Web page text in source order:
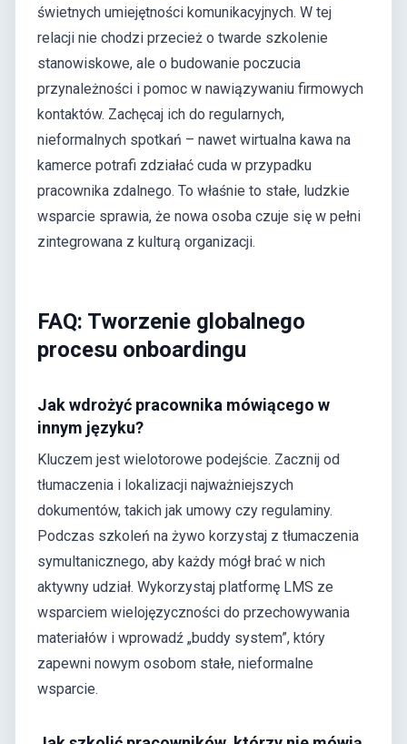
świetnych umiejętności komunikacyjnych. W tej
relacji nie chodzi przecież o twarde szkolenie
stanowiskowe, ale o budowanie poczucia
przynależności i pomoc w nawiązywaniu firmowych
kontaktów. Zachęcaj ich do regularnych,
nieformalnych spotkań – nawet wirtualna kawa na
kamerce potrafi zdziałać cuda w przypadku
pracownika zdalnego. To właśnie to stałe, ludzkie
wsparcie sprawia, że nowa osoba czuje się w pełni
zintegrowana z kulturą organizacji.
FAQ: Tworzenie globalnego
procesu onboardingu
Jak wdrożyć pracownika mówiącego w
innym języku?
Kluczem jest wielotorowe podejście. Zacznij od
tłumaczenia i lokalizacji najważniejszych
dokumentów, takich jak umowy czy regulaminy.
Podczas szkoleń na żywo korzystaj z tłumaczenia
symultanicznego, aby każdy mógł brać w nich
aktywny udział. Wykorzystaj platformę LMS ze
wsparciem wielojęzyczności do przechowywania
materiałów i wprowadź „buddy system”, który
zapewni nowym osobom stałe, nieformalne
wsparcie.